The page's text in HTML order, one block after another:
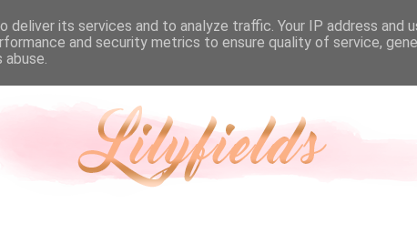
deliver its services and to analyze traffic. Your IP address and
and security metrics to ensure quality of service,